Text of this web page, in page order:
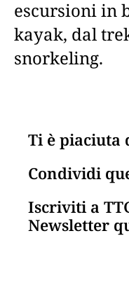
escursioni in
kayak, dal
snorkeling.
Ti è piaciuta
Condividi
Iscriviti a
Newsletter